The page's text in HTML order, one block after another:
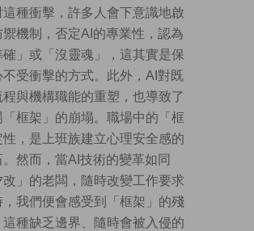
種衝擊，許多人會下意識地啟
機制，否定AI的專業性，認為
」或「沒靈魂」，這其實是保
受衝擊的方式。此外，AI對既
與機構職能的重塑，也導致了
「框架」的崩塌。職場中的「框
性，是上班族建立心理安全感的
然而，當AI技術的變革如同
改」的老闆，隨時改變工作要求
，我們便會感受到「框架」的殘
種缺乏邊界、隨時會被入侵的